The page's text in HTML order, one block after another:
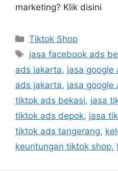
marketing? Klik disini
Tiktok Shop
jasa facebook ads
ads jakarta, jasa google
ads jakarta, jasa google
tiktok ads bekasi, jasa
tiktok ads depok, jasa
tiktok ads tangerang,
keuntungan tiktok shop,